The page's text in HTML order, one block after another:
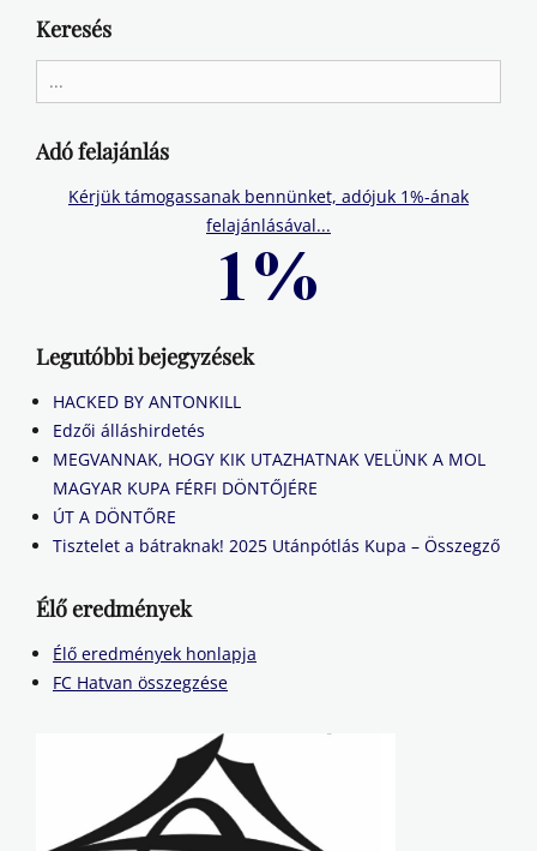
Keresés
for:
Adó felajánlás
Kérjük támogassanak bennünket, adójuk 1%-ának
felajánlásával...
Legutóbbi bejegyzések
HACKED BY ANTONKILL
Edzői álláshirdetés
MEGVANNAK, HOGY KIK UTAZHATNAK VELÜNK A MOL
MAGYAR KUPA FÉRFI DÖNTŐJÉRE
ÚT A DÖNTŐRE
Tisztelet a bátraknak! 2025 Utánpótlás Kupa – Összegző
Élő eredmények
Élő eredmények honlapja
FC Hatvan összegzése